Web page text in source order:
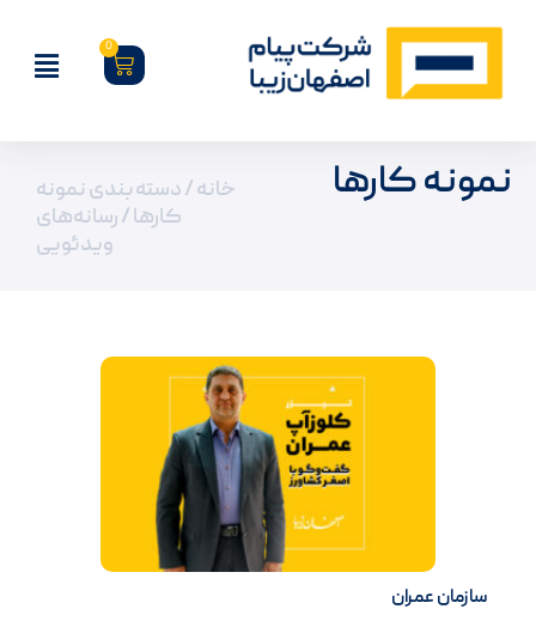
0
نمونه کارها خانه/ دسته بندی نمونه
کارها / رسانه‌های
ویدئویی
سازمان عمران